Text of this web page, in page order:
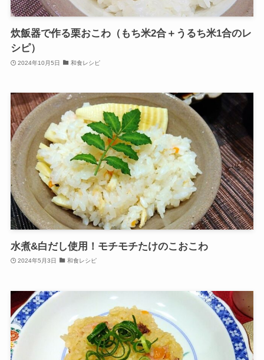
炊飯器で作る栗おこわ（もち米2合＋うるち米1合のレ
シピ）
2024年10月5日 和食レシピ
水煮&白だし使用！モチモチたけのこおこわ
2024年5月3日 和食レシピ